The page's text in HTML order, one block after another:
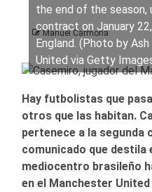
Manuel Carmona
the end of the season,
contract on January
England. (Photo by
United via Getty
Hay futbolistas que
otros que las habitan.
pertenece a la segunda
comunicado que destila
mediocentro brasileño
en el Manchester